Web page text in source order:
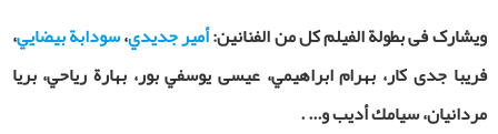
ویشارک فی بطولة الفيلم كل من الفنانين:أمير جديدي،سودابة بيضايي،
فریبا جدی کار، بهرام ابراهيمي، عيسى يوسفي بور، بهارة رياحي، بريا
مردانيان، سيامك أديب و... .